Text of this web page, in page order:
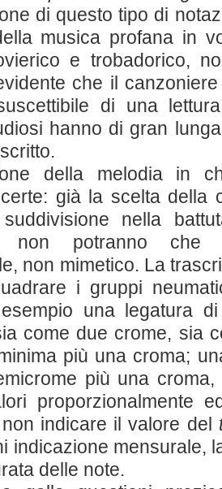
di questo tipo di
musica profana in
e trobadorico,
che il
di una
hanno di gran
della melodia in
già la scelta della
nella
non potranno che
non mimetico. La
i gruppi
una legatura
come due crome, sia
più una croma;
più una
proporzionalmente
indicare il valore del
indicazione mensurale,
delle note.